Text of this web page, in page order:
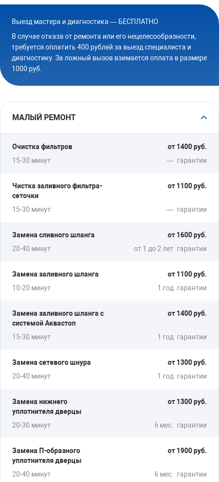
НЕ СУШИТ
Замена доводчиков
Замена циркуляционного насоса
от 1500 руб.
НАБИРАЕТ И СЛИВАЕТ ВОДУ
Выезд мастера и диагностика — БЕСПЛАТНО
В случае отказа от ремонта или его нецелесообразности,
требуется оплатить 400 рублей за выезд специалиста и
диагностику. За ложный вызов взимается оплата в размере
1000 руб.
МАЛЫЙ РЕМОНТ
Очистка фильтров
от 1400 руб.
15-30 минут
— гарантии
Чистка заливного фильтра-
сеточки
от 1100 руб.
15-30 минут — гарантии
Замена сливного шланга
от 1600 руб.
20-40 минут
от 1 до 2 лет гарантии
Замена заливного шланга
от 1100 руб.
10-20 минут
1 год гарантии
Замена заливного шланга с
системой Аквастоп
от 1400 руб.
15-30 минут 1 год гарантии
Замена сетевого шнура
от 1300 руб.
20-40 минут
1 год гарантии
Замена нижнего
уплотнителя дверцы
от 1300 руб.
20-30 минут 6 мес. гарантии
Замена П-образного
уплотнителя дверцы
от 1900 руб.
20-40 минут 6 мес. гарантии